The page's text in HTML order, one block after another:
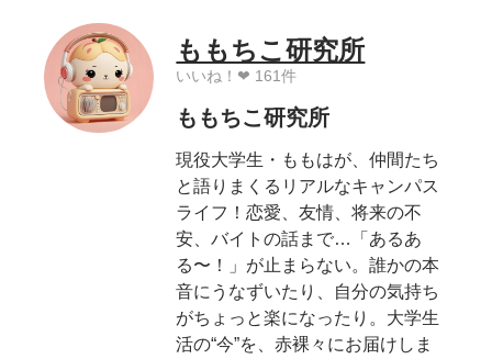
ももちこ研究所
いいね！❤︎ 161件
ももちこ研究所
現役大学生・ももはが、仲間たち
と語りまくるリアルなキャンパス
ライフ！恋愛、友情、将来の不
安、バイトの話まで…「あるあ
る〜！」が止まらない。誰かの本
音にうなずいたり、自分の気持ち
がちょっと楽になったり。大学生
活の“今”を、赤裸々にお届けしま